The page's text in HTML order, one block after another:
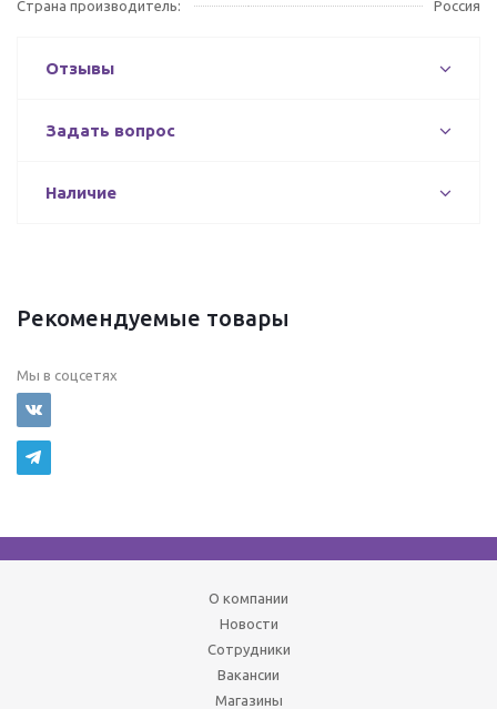
Страна производитель:
Россия
Отзывы
Задать вопрос
Наличие
Рекомендуемые товары
Мы в соцсетях
О компании
Новости
Сотрудники
Вакансии
Магазины